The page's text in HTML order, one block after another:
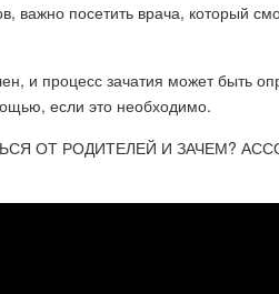
важно посетить врача, который
и процесс зачатия может быть
если это необходимо.
ОТ РОДИТЕЛЕЙ И ЗАЧЕМ?